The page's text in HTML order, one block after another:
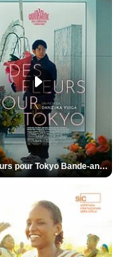
Des Fleurs pour Tokyo Bande-annonce VO STFR